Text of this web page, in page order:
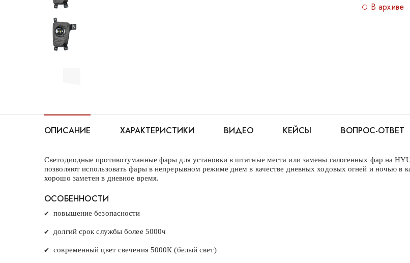
В архиве
ОПИСАНИЕ ХАРАКТЕРИСТИКИ ВИДЕО КЕЙСЫ ВОПРОС-ОТВЕТ
Светодиодные противотуманные фары для установки в штатные места или замены галогенных фар на
позволяют использовать фары в непрерывном режиме днем в качестве дневных ходовых огней и ночью в
хорошо заметен в дневное время.
ОСОБЕННОСТИ
✔повышение безопасности
✔долгий срок службы более 5000ч
✔современный цвет свечения 5000К (белый свет)